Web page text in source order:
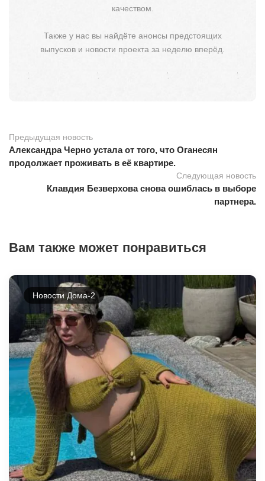
качеством.
Также у нас вы найдёте анонсы предстоящих
выпусков и новости проекта за неделю вперёд.
Предыдущая новость
Александра Черно устала от того, что Оганесян
продолжает проживать в её квартире.
Следующая новость
Клавдия Безверхова снова ошиблась в выборе
партнера.
Вам также может понравиться
Новости Дома-2